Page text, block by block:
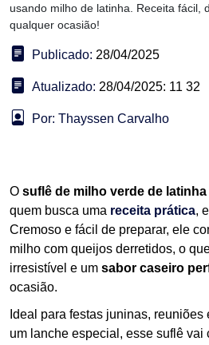
usando milho de latinha. Receita fácil,
qualquer ocasião!
Publicado: 28/04/2025
Atualizado: 28/04/2025: 11 32
Por: Thayssen Carvalho
O suflê de milho verde de latinha
quem busca uma receita prática,
Cremoso e fácil de preparar, ele
milho com queijos derretidos, o
irresistível e um sabor caseiro
ocasião.
Ideal para festas juninas, reuniões
um lanche especial, esse suflê vai